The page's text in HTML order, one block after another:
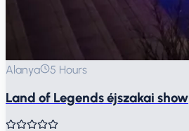
Alanya 5 Hours
Land of Legends éjszakai show